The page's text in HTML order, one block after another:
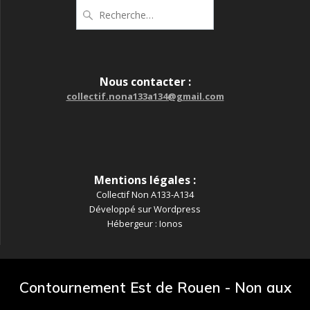
pour
Nous contacter :
collectif.nona133a134@gmail.com
Mentions légales :
Collectif Non A133-A134
Développé sur Wordpress
Hébergeur : Ionos
Contournement Est de Rouen - Non aux